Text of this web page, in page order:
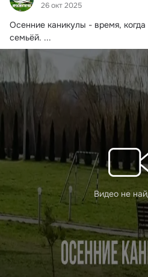
26 окт 2025
Осенние каникулы - время,
семьёй. ...
Видео не